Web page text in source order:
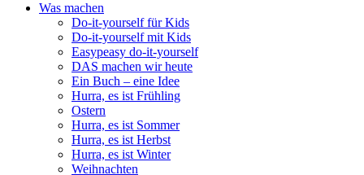
Was machen
Do-it-yourself für Kids
Do-it-yourself mit Kids
Easypeasy do-it-yourself
DAS machen wir heute
Ein Buch – eine Idee
Hurra, es ist Frühling
Ostern
Hurra, es ist Sommer
Hurra, es ist Herbst
Hurra, es ist Winter
Weihnachten